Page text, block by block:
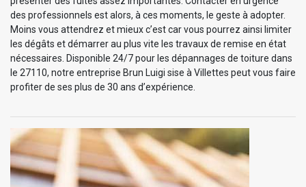
des professionnels est alors, à ces moments, le geste à adopter.
Moins vous attendrez et mieux c’est car vous pourrez ainsi limiter
les dégâts et démarrer au plus vite les travaux de remise en état
nécessaires. Disponible 24/7 pour les dépannages de toiture dans
le 27110, notre entreprise Brun Luigi sise à Villettes peut vous faire
profiter de ses plus de 30 ans d’expérience.